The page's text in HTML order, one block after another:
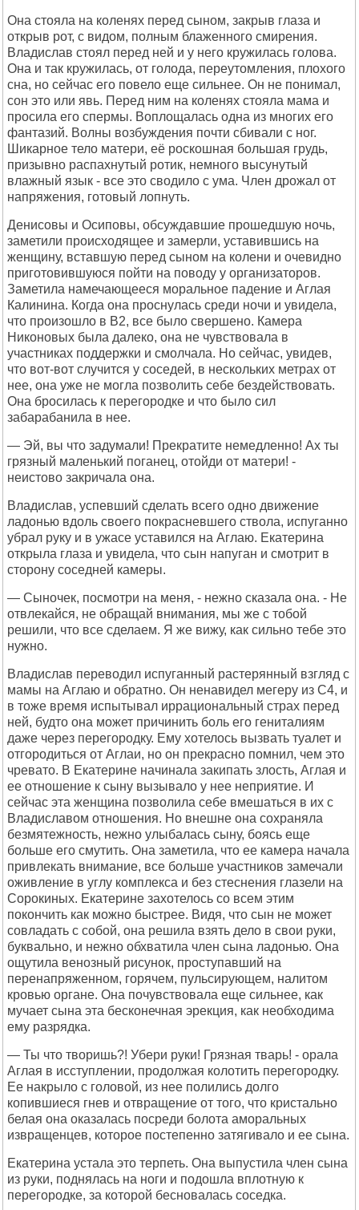
Она стояла на коленях перед сыном, закрыв глаза и
открыв рот, с видом, полным блаженного смирения.
Владислав стоял перед ней и у него кружилась голова.
Она и так кружилась, от голода, переутомления, плохого
сна, но сейчас его повело еще сильнее. Он не понимал,
сон это или явь. Перед ним на коленях стояла мама и
просила его спермы. Воплощалась одна из многих его
фантазий. Волны возбуждения почти сбивали с ног.
Шикарное тело матери, её роскошная большая грудь,
призывно распахнутый ротик, немного высунутый
влажный язык - все это сводило с ума. Член дрожал от
напряжения, готовый лопнуть.
Денисовы и Осиповы, обсуждавшие прошедшую ночь,
заметили происходящее и замерли, уставившись на
женщину, вставшую перед сыном на колени и очевидно
приготовившуюся пойти на поводу у организаторов.
Заметила намечающееся моральное падение и Аглая
Калинина. Когда она проснулась среди ночи и увидела,
что произошло в B2, все было свершено. Камера
Никоновых была далеко, она не чувствовала в
участниках поддержки и смолчала. Но сейчас, увидев,
что вот-вот случится у соседей, в нескольких метрах от
нее, она уже не могла позволить себе бездействовать.
Она бросилась к перегородке и что было сил
забарабанила в нее.
— Эй, вы что задумали! Прекратите немедленно! Ах ты
грязный маленький поганец, отойди от матери! -
неистово закричала она.
Владислав, успевший сделать всего одно движение
ладонью вдоль своего покрасневшего ствола, испуганно
убрал руку и в ужасе уставился на Аглаю. Екатерина
открыла глаза и увидела, что сын напуган и смотрит в
сторону соседней камеры.
— Сыночек, посмотри на меня, - нежно сказала она. - Не
отвлекайся, не обращай внимания, мы же с тобой
решили, что все сделаем. Я же вижу, как сильно тебе это
нужно.
Владислав переводил испуганный растерянный взгляд с
мамы на Аглаю и обратно. Он ненавидел мегеру из C4, и
в тоже время испытывал иррациональный страх перед
ней, будто она может причинить боль его гениталиям
даже через перегородку. Ему хотелось вызвать туалет и
отгородиться от Аглаи, но он прекрасно помнил, чем это
чревато. В Екатерине начинала закипать злость, Аглая и
ее отношение к сыну вызывало у нее неприятие. И
сейчас эта женщина позволила себе вмешаться в их с
Владиславом отношения. Но внешне она сохраняла
безмятежность, нежно улыбалась сыну, боясь еще
больше его смутить. Она заметила, что ее камера начала
привлекать внимание, все больше участников замечали
оживление в углу комплекса и без стеснения глазели на
Сорокиных. Екатерине захотелось со всем этим
покончить как можно быстрее. Видя, что сын не может
совладать с собой, она решила взять дело в свои руки,
буквально, и нежно обхватила член сына ладонью. Она
ощутила венозный рисунок, проступавший на
перенапряженном, горячем, пульсирующем, налитом
кровью органе. Она почувствовала еще сильнее, как
мучает сына эта бесконечная эрекция, как необходима
ему разрядка.
— Ты что творишь?! Убери руки! Грязная тварь! - орала
Аглая в исступлении, продолжая колотить перегородку.
Ее накрыло с головой, из нее полились долго
копившиеся гнев и отвращение от того, что кристально
белая она оказалась посреди болота аморальных
извращенцев, которое постепенно затягивало и ее сына.
Екатерина устала это терпеть. Она выпустила член сына
из руки, поднялась на ноги и подошла вплотную к
перегородке, за которой бесновалась соседка.